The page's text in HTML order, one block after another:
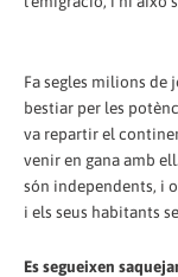
Fa segles milions de
bestiar per les
va repartir el
venir en gana amb
són independents, i
i els seus habitants
Es segueixen